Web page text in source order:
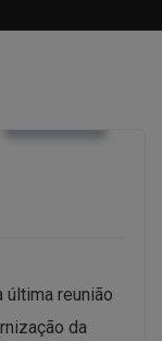
última reunião
da